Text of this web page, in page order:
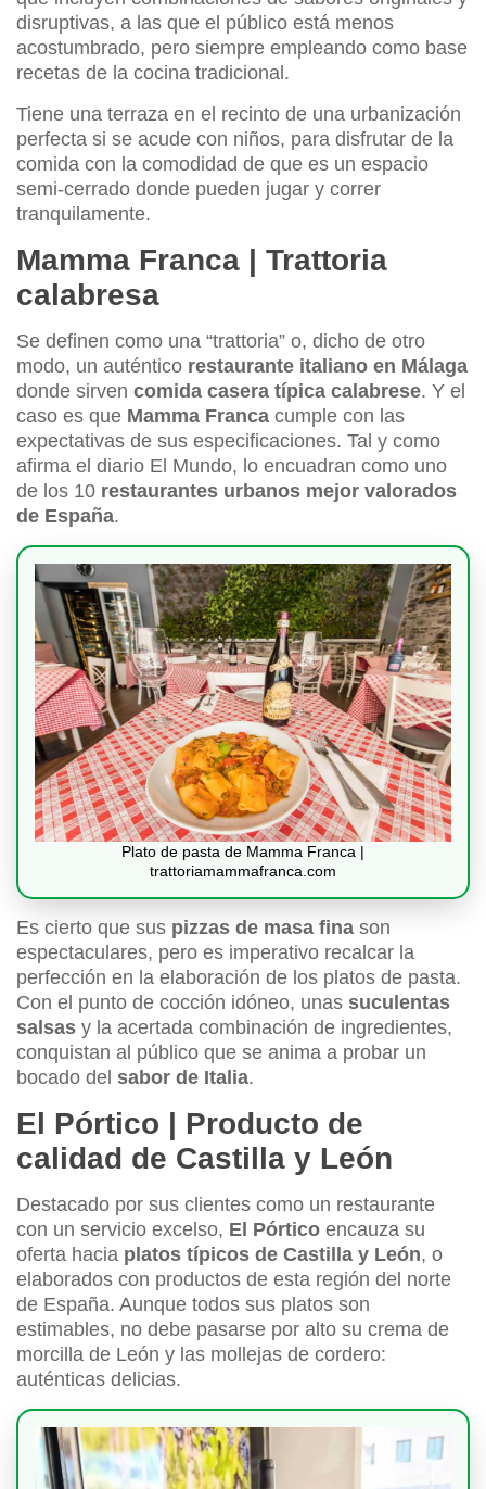
disruptivas, a las que el público está menos
acostumbrado, pero siempre empleando como base
recetas de la cocina tradicional.
Tiene una terraza en el recinto de una urbanización
perfecta si se acude con niños, para disfrutar de la
comida con la comodidad de que es un espacio
semi-cerrado donde pueden jugar y correr
tranquilamente.
Mamma Franca | Trattoria
calabresa
Se definen como una “trattoria” o, dicho de otro
modo, un auténtico restaurante italiano en Málaga
donde sirven comida casera típica calabrese. Y el
caso es que Mamma Franca cumple con las
expectativas de sus especificaciones. Tal y como
afirma el diario El Mundo, lo encuadran como uno
de los 10 restaurantes urbanos mejor valorados
de España.
Plato de pasta de Mamma Franca |
trattoriamammafranca.com
Es cierto que sus pizzas de masa fina son
espectaculares, pero es imperativo recalcar la
perfección en la elaboración de los platos de pasta.
Con el punto de cocción idóneo, unas suculentas
salsas y la acertada combinación de ingredientes,
conquistan al público que se anima a probar un
bocado del sabor de Italia.
El Pórtico | Producto de
calidad de Castilla y León
Destacado por sus clientes como un restaurante
con un servicio excelso, El Pórtico encauza su
oferta hacia platos típicos de Castilla y León, o
elaborados con productos de esta región del norte
de España. Aunque todos sus platos son
estimables, no debe pasarse por alto su crema de
morcilla de León y las mollejas de cordero:
auténticas delicias.